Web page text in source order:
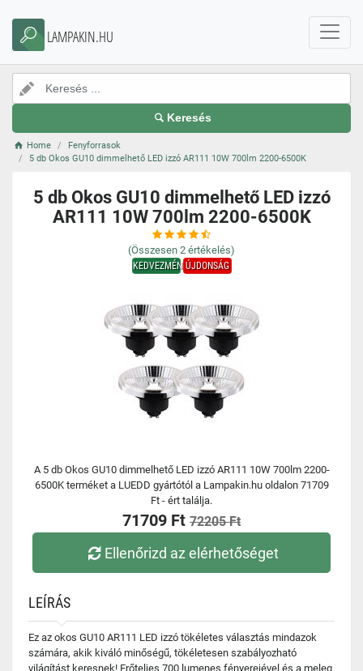
LAMPAKIN.HU
Keresés
Home
Fenyforrasok
5 db Okos GU10 dimmelhető LED izzó AR111 10W 700lm 2200-6500K
5 db Okos GU10 dimmelhető LED izzó
AR111 10W 700lm 2200-6500K
(Összesen 2 értékelés)
KEDVEZMÉNYÚJDONSÁG
A 5 db Okos GU10 dimmelhető LED izzó AR111 10W 700lm 2200-
6500K terméket a LUEDD gyártótól a Lampakin.hu oldalon 71709
Ft - ért találja.
71709 Ft 72205 Ft
Ellenőrizd az elérhetőséget
LEÍRÁS
Ez az okos GU10 AR111 LED izzó tökéletes választás mindazok
számára, akik kiváló minőségű, tökéletesen szabályozható
világítást keresnek! Erőteljes 700 lumenes fényerejével és a meleg